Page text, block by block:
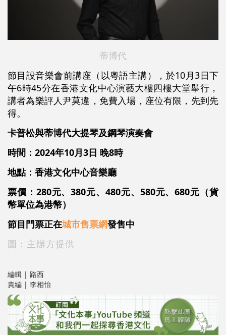
蒂博代
節目設音樂會前講座（以粵語主講），於10月3日下
午6時45分在香港文化中心演藝大樓四樓大堂舉行，
講者為樂評人尹莫違，免費入場，座位有限，先到先
得。
卡普松與蒂博代大提琴及鋼琴演奏會
時間： 2024年10月3日 晚8時
地點：香港文化中心音樂廳
票價：280元、380元、480元、580元、680元（貨
幣單位為港幣）
節目門票正在城市售票網發售中
圖：主辦方提供
編輯 | 路西
責編 | 李相怡